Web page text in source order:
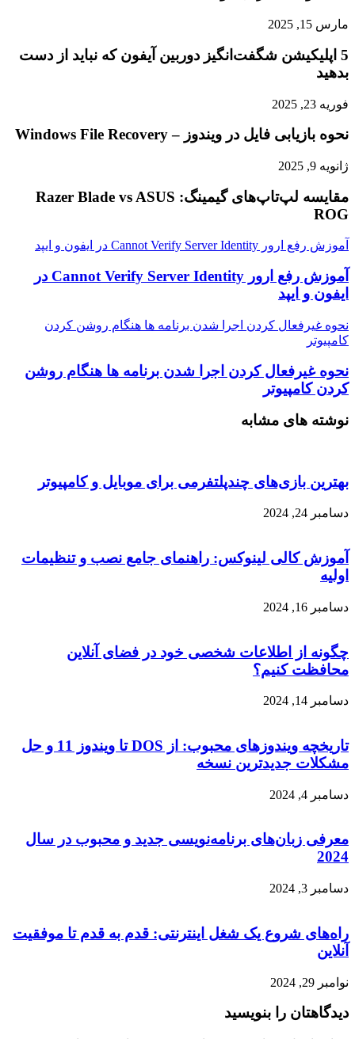
مارس 15, 2025
5 اپلیکیشن شگفت‌انگیز دوربین آیفون که نباید از دست
بدهید
فوریه 23, 2025
نحوه بازیابی فایل در ویندوز – Windows File Recovery
ژانویه 9, 2025
مقایسه لپ‌تاپ‌های گیمینگ: Razer Blade vs ASUS
ROG
آموزش رفع ارور Cannot Verify Server Identity در ایفون و ایپد
آموزش رفع ارور Cannot Verify Server Identity در
ایفون و ایپد
نحوه غیرفعال کردن اجرا شدن برنامه ها هنگام روشن کردن
کامپیوتر
نحوه غیرفعال کردن اجرا شدن برنامه ها هنگام روشن
کردن کامپیوتر
نوشته های مشابه
بهترین بازی‌های چندپلتفرمی برای موبایل و کامپیوتر
دسامبر 24, 2024
آموزش کالی لینوکس: راهنمای جامع نصب و تنظیمات
اولیه
دسامبر 16, 2024
چگونه از اطلاعات شخصی خود در فضای آنلاین
محافظت کنیم؟
دسامبر 14, 2024
تاریخچه ویندوزهای محبوب: از DOS تا ویندوز 11 و حل
مشکلات جدیدترین نسخه
دسامبر 4, 2024
معرفی زبان‌های برنامه‌نویسی جدید و محبوب در سال
2024
دسامبر 3, 2024
راه‌های شروع یک شغل اینترنتی: قدم به قدم تا موفقیت
آنلاین
نوامبر 29, 2024
دیدگاهتان را بنویسید